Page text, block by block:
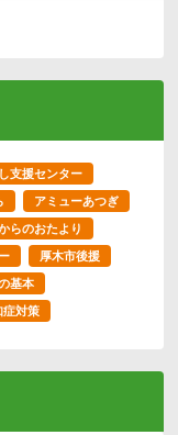
支援センター
アミューあつぎ
らのおたより
厚木市後援
基本
症対策